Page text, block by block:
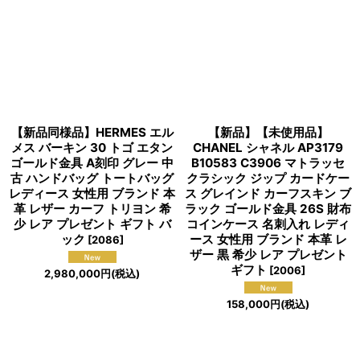
【新品同様品】HERMES エル
メス バーキン 30 トゴ エタン
ゴールド金具 A刻印 グレー 中
古 ハンドバッグ トートバッグ
レディース 女性用 ブランド 本
革 レザー カーフ トリヨン 希
少 レア プレゼント ギフト バ
ック [2086]
2,980,000円(税込)
【新品】【未使用品】
CHANEL シャネル AP3179
B10583 C3906 マトラッセ
クラシック ジップ カードケー
ス グレインド カーフスキン ブ
ラック ゴールド金具 26S 財布
コインケース 名刺入れ レディ
ース 女性用 ブランド 本革 レ
ザー 黒 希少 レア プレゼント
ギフト [2006]
158,000円(税込)